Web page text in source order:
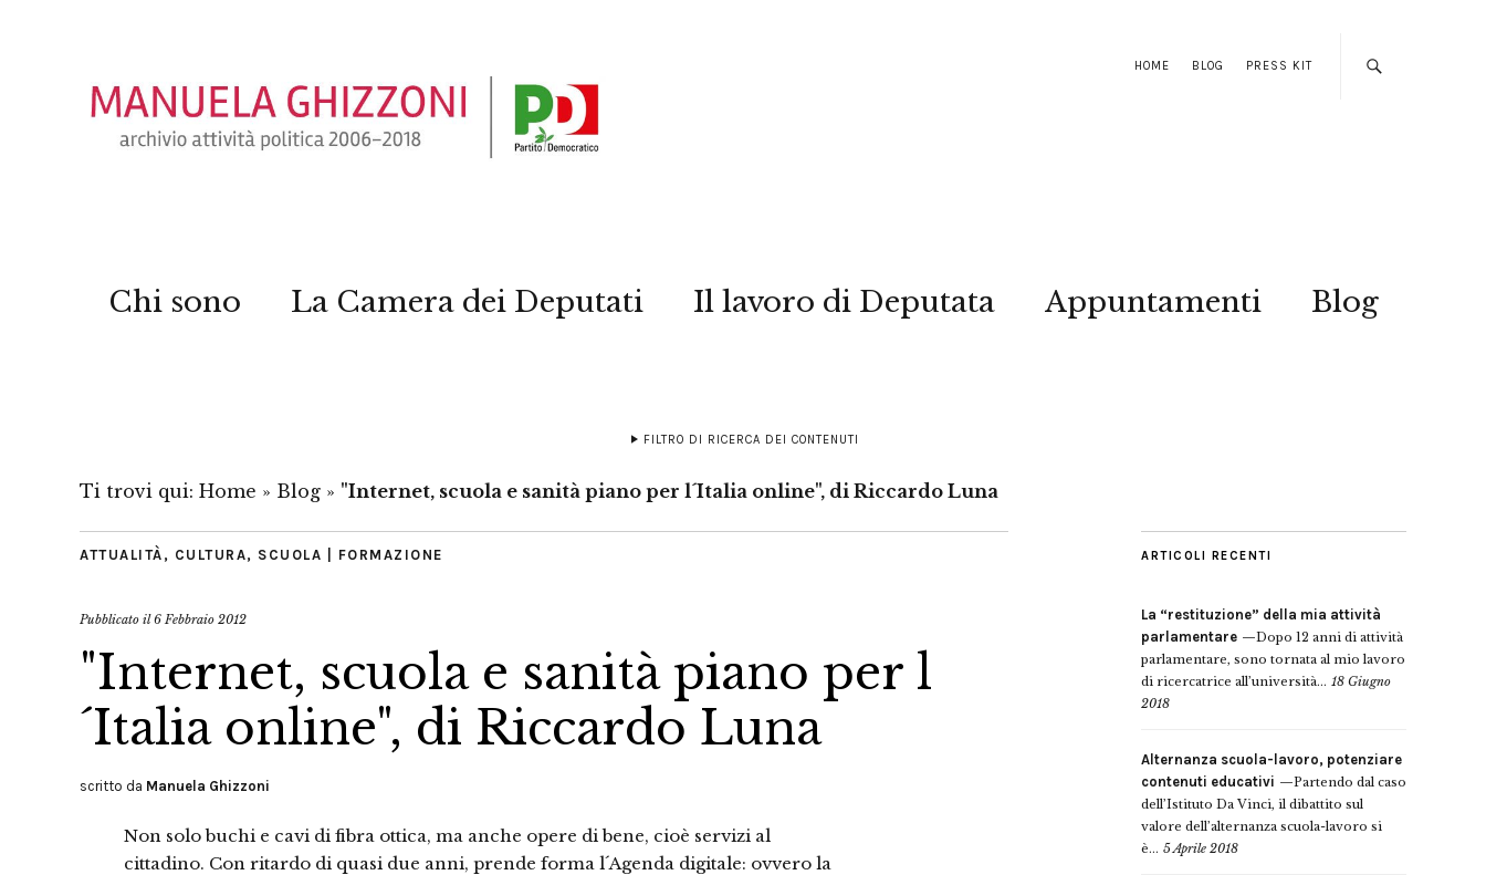
HOME BLOG PRESS KIT
Chi sono La Camera dei Deputati Il lavoro di Deputata Appuntamenti Blog
FILTRO DI RICERCA DEI CONTENUTI
Ti trovi qui: Home » Blog » "Internet, scuola e sanità piano per l´Italia online", di Riccardo Luna
ATTUALITÀ , CULTURA, SCUOLA | FORMAZIONE
Pubblicato il6 Febbraio 2012
"Internet, scuola e sanità piano per l
´Italia online", di Riccardo Luna
scritto da Manuela Ghizzoni
Non solo buchi e cavi di fibra ottica, ma anche opere di bene, cioè servizi al
cittadino. Con ritardo di quasi due anni, prende forma l´Agenda digitale: ovvero la
ARTICOLI RECENTI
La “restituzione” della mia attività
parlamentare
Dopo 12 anni di attività
parlamentare, sono tornata al mio lavoro
di ricercatrice all’università... 18 Giugno
2018
Alternanza scuola-lavoro, potenziare
contenuti educativi
Partendo dal caso
dell’Istituto Da Vinci, il dibattito sul
valore dell’alternanza scuola-lavoro si
è... 5 Aprile 2018